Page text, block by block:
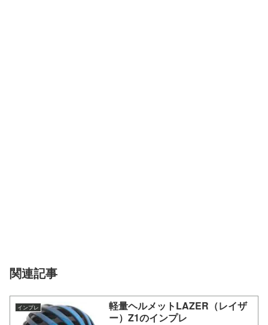
関連記事
インプレ
軽量ヘルメットLAZER（レイザ
ー）Z1のインプレ